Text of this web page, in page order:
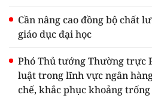
Cần nâng cao đồng bộ chất
giáo dục đại học
Phó Thủ tướng Thường trực
luật trong lĩnh vực ngân
chế, khắc phục khoảng